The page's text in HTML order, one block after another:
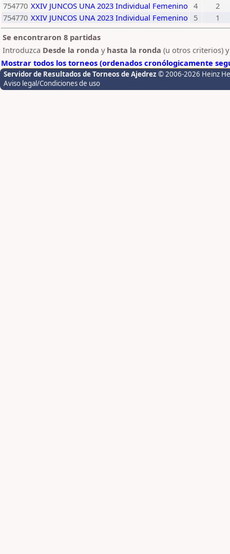
754770 XXIV JUNCOS UNA 2023 Individual Femenino 4
2
754770 XXIV JUNCOS UNA 2023 Individual Femenino 5
1
Se encontraron 8 partidas
Introduzca Desde la ronda y hasta la ronda (u otros criterios)
Mostrar todos los torneos (ordenados cronólogicamente
Servidor de Resultados de Torneos de Ajedrez © 2006-2026 Heinz
Aviso legal/Condiciones de uso